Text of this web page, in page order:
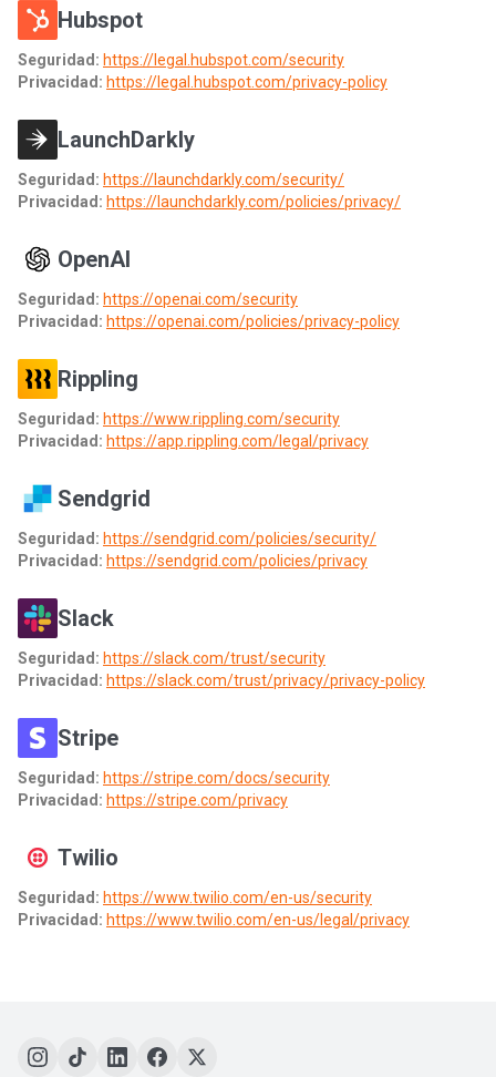
Hubspot
Seguridad: https://legal.hubspot.com/security
Privacidad: https://legal.hubspot.com/privacy-policy
LaunchDarkly
Seguridad: https://launchdarkly.com/security/
Privacidad: https://launchdarkly.com/policies/privacy/
OpenAI
Seguridad: https://openai.com/security
Privacidad: https://openai.com/policies/privacy-policy
Rippling
Seguridad: https://www.rippling.com/security
Privacidad: https://app.rippling.com/legal/privacy
Sendgrid
Seguridad: https://sendgrid.com/policies/security/
Privacidad: https://sendgrid.com/policies/privacy
Slack
Seguridad: https://slack.com/trust/security
Privacidad: https://slack.com/trust/privacy/privacy-policy
Stripe
Seguridad: https://stripe.com/docs/security
Privacidad: https://stripe.com/privacy
Twilio
Seguridad: https://www.twilio.com/en-us/security
Privacidad: https://www.twilio.com/en-us/legal/privacy